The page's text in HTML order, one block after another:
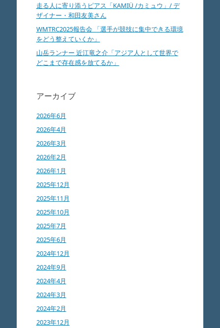
走る人に寄り添うピアス「KAMIÜ /カミュウ」/ デ
ザイナー・和田友美さん
WMTRC2025報告会 「選手が競技に集中できる環境
をどう整えていくか」
山岳ランナー 近江竜之介「アジア人として世界で
どこまで存在感を放てるか」
アーカイブ
2026年6月
2026年4月
2026年3月
2026年2月
2026年1月
2025年12月
2025年11月
2025年10月
2025年7月
2025年6月
2024年12月
2024年9月
2024年4月
2024年3月
2024年2月
2023年12月